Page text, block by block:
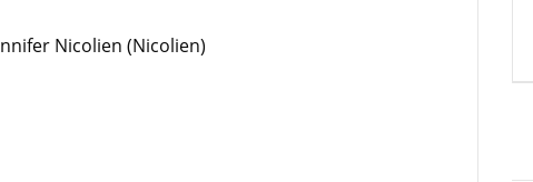
Nicolien (Nicolien)